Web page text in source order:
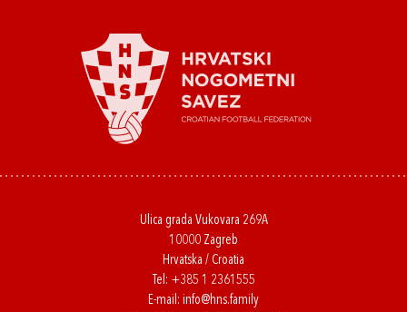
Ulica grada Vukovara 269A
10000 Zagreb
Hrvatska / Croatia
Tel: +385 1 2361555
E-mail: info@hns.family